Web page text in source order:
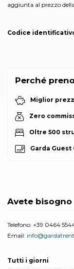
aggiunta al prezzo
Codice
Perché
Miglior
Zero
Oltre 500
Garda Guest
Avete bisogno
Telefono: +39 0464
Email:
Tutti i giorni